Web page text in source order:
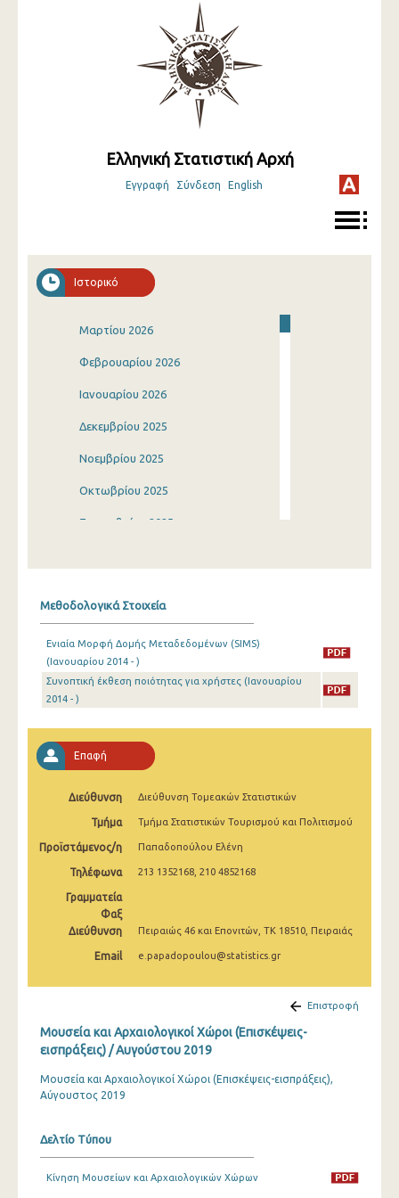
Ελληνική Στατιστική Αρχή
Εγγραφή Σύνδεση English
Ιστορικό
Μαρτίου 2026
Φεβρουαρίου 2026
Ιανουαρίου 2026
Δεκεμβρίου 2025
Νοεμβρίου 2025
Οκτωβρίου 2025
Σεπτεμβρίου 2025
Μαΐου 2025
Απριλίου 2025
Φεβρουαρίου 2025
Νοεμβρίου 2024
Οκτωβρίου 2024
Σεπτεμβρίου 2024
Αυγούστου 2024
Μαΐου 2024
Μαρτίου 2024
Φεβρουαρίου 2024
Μεθοδολογικά Στοιχεία
Ενιαία Μορφή Δομής Μεταδεδομένων (SIMS)
(Ιανουαρίου 2014 - )
Συνοπτική έκθεση ποιότητας για χρήστες (Ιανουαρίου
2014 - )
Επαφή
Διεύθυνση Διεύθυνση Τομεακών Στατιστικών
Τμήμα Τμήμα Στατιστικών Τουρισμού και Πολιτισμού
Προϊστάμενος/η Παπαδοπούλου Ελένη
Τηλέφωνα 213 1352168, 210 4852168
Γραμματεία
Φαξ
Διεύθυνση
Πειραιώς 46 και Επονιτών, ΤΚ 18510, Πειραιάς
Email e.papadopoulou@statistics.gr
Επιστροφή
Μουσεία και Αρχαιολογικοί Χώροι (Επισκέψεις-
εισπράξεις) / Αυγούστου 2019
Μουσεία και Αρχαιολογικοί Χώροι (Επισκέψεις-εισπράξεις),
Αύγουστος 2019
Δελτίο Τύπου
Κίνηση Μουσείων και Αρχαιολογικών Χώρων